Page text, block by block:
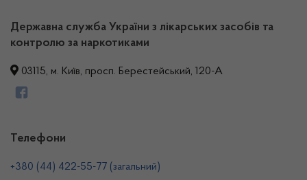
Державна служба України з лікарських засобів та
контролю за наркотиками
03115, м. Київ, просп. Берестейський, 120-А
Телефони
+380 (44) 422-55-77 (загальний)